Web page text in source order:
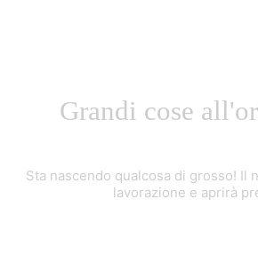
Grandi cose
Sta nascendo qualcosa di grosso! Il
lavorazione e aprirà